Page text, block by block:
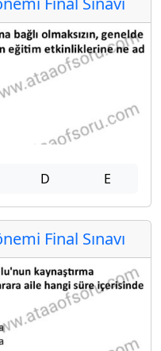
D E
Final Sınavı